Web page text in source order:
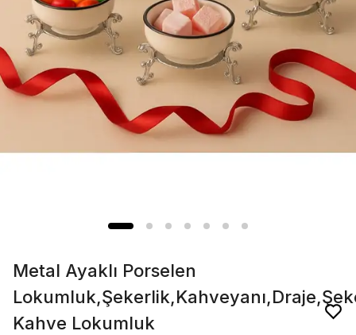
Metal Ayaklı Porselen
Kahve Lokumluk